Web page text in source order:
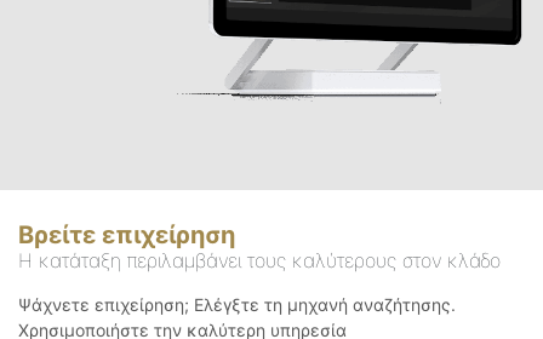
Βρείτε επιχείρηση
Η κατάταξη περιλαμβάνει τους καλύτερους στον κλάδο
Ψάχνετε επιχείρηση; Ελέγξτε τη μηχανή αναζήτησης.
Χρησιμοποιήστε την καλύτερη υπηρεσία